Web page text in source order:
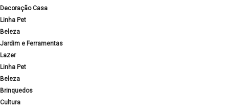
Decoração Casa
Linha Pet
Beleza
Jardim e Ferramentas
Lazer
Linha Pet
Beleza
Brinquedos
Cultura